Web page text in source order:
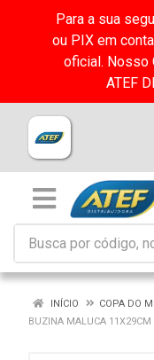
Para a sua
ou PIX em
oficial. Nosso
ATEF
INÍCIO
COPA DO
BUZINA MALUCA 11X29CM